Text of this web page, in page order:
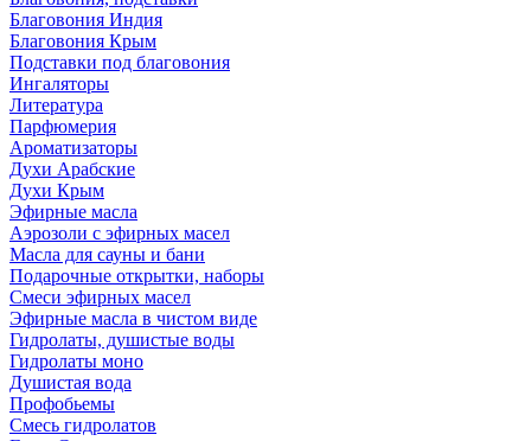
Благовония Индия
Благовония Крым
Подставки под благовония
Ингаляторы
Литература
Парфюмерия
Ароматизаторы
Духи Арабские
Духи Крым
Эфирные масла
Аэрозоли с эфирных масел
Масла для сауны и бани
Подарочные открытки, наборы
Смеси эфирных масел
Эфирные масла в чистом виде
Гидролаты, душистые воды
Гидролаты моно
Душистая вода
Профобьемы
Смесь гидролатов